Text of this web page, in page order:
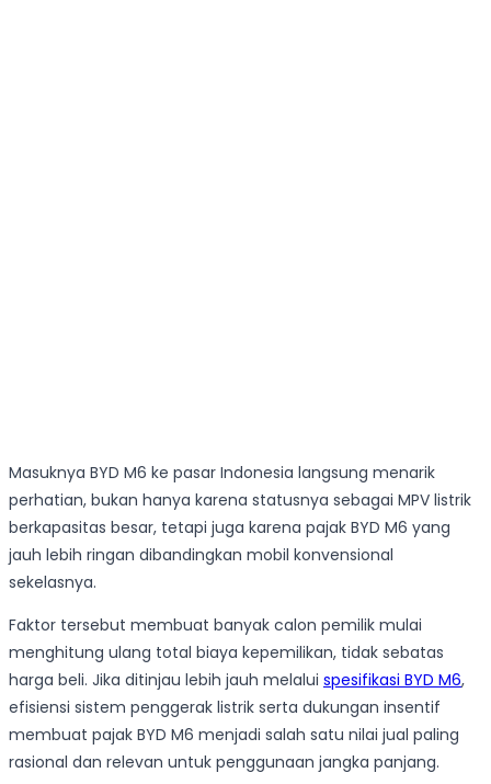
Masuknya BYD M6 ke pasar Indonesia langsung menarik
perhatian, bukan hanya karena statusnya sebagai MPV listrik
berkapasitas besar, tetapi juga karena pajak BYD M6 yang
jauh lebih ringan dibandingkan mobil konvensional
sekelasnya.
Faktor tersebut membuat banyak calon pemilik mulai
menghitung ulang total biaya kepemilikan, tidak sebatas
harga beli. Jika ditinjau lebih jauh melalui spesifikasi BYD M6,
efisiensi sistem penggerak listrik serta dukungan insentif
membuat pajak BYD M6 menjadi salah satu nilai jual paling
rasional dan relevan untuk penggunaan jangka panjang.